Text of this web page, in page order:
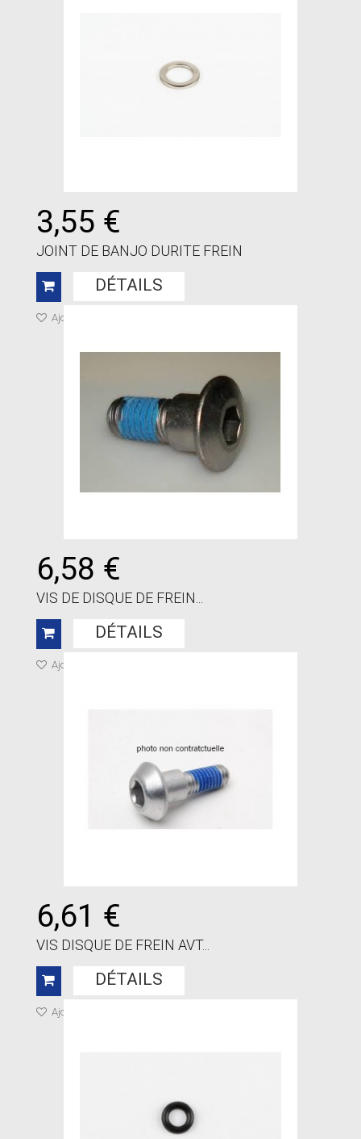
3,55 €
JOINT DE BANJO DURITE FREIN
DÉTAILS
Ajouter à ma liste de cadeaux
6,58 €
VIS DE DISQUE DE FREIN...
DÉTAILS
Ajouter à ma liste de cadeaux
6,61 €
VIS DISQUE DE FREIN AVT...
DÉTAILS
Ajouter à ma liste de cadeaux